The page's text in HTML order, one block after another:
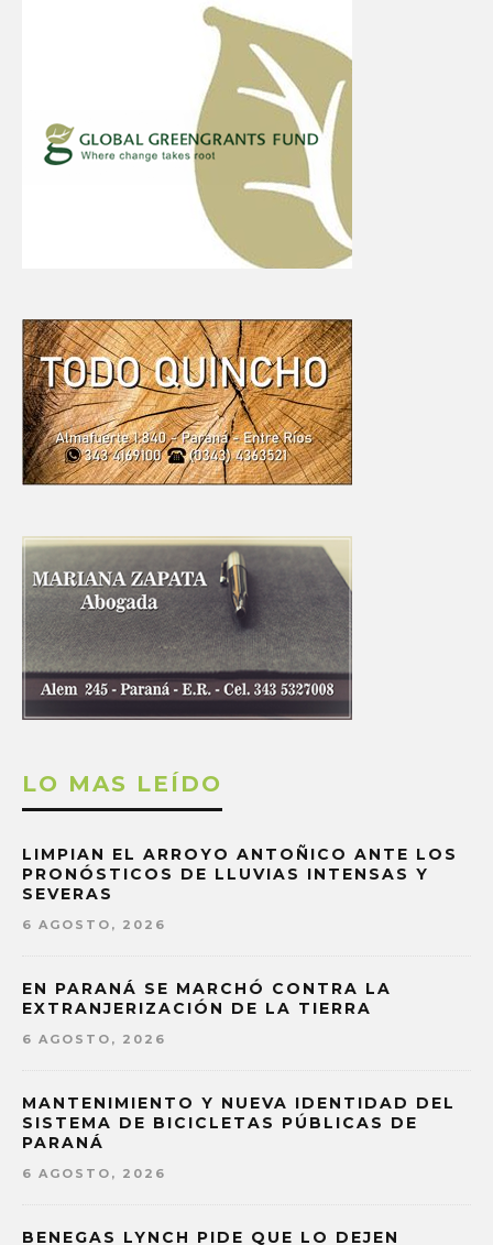
LO MAS LEÍDO
LIMPIAN EL ARROYO ANTOÑICO ANTE LOS
PRONÓSTICOS DE LLUVIAS INTENSAS Y
SEVERAS
6 AGOSTO, 2026
EN PARANÁ SE MARCHÓ CONTRA LA
EXTRANJERIZACIÓN DE LA TIERRA
6 AGOSTO, 2026
MANTENIMIENTO Y NUEVA IDENTIDAD DEL
SISTEMA DE BICICLETAS PÚBLICAS DE
PARANÁ
6 AGOSTO, 2026
BENEGAS LYNCH PIDE QUE LO DEJEN